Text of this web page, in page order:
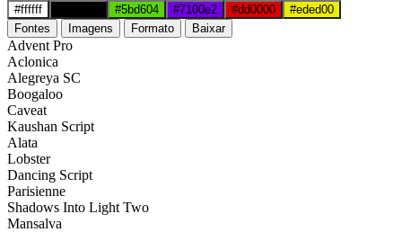
#ffffff #5bd604 #7100e2 #dd0000
#eded00
Fontes
Imagens Formato Baixar
Advent Pro
Aclonica
Alegreya SC
Boogaloo
Caveat
Kaushan Script
Alata
Lobster
Dancing Script
Parisienne
Shadows Into Light Two
Mansalva